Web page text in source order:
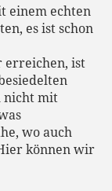
einem echten
es ist schon
erreichen, ist
nicht mit
wo auch
können wir